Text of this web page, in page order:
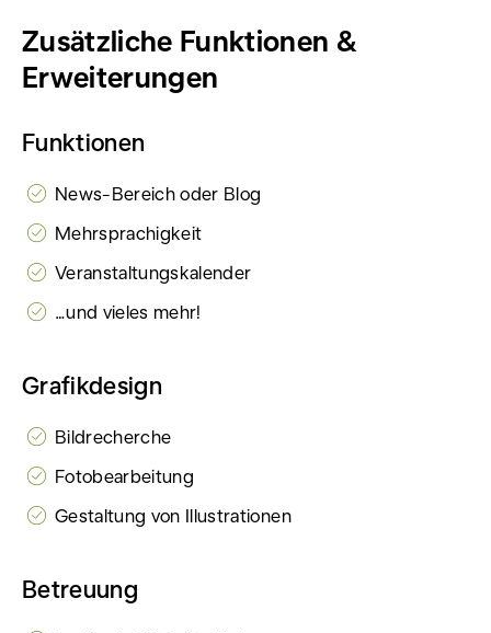
Zusätzliche Funktionen &
Erweiterungen
Funktionen
News-Bereich oder Blog
Mehrsprachigkeit
Veranstaltungskalender
…und vieles mehr!
Grafikdesign
Bildrecherche
Fotobearbeitung
Gestaltung von Illustrationen
Betreuung